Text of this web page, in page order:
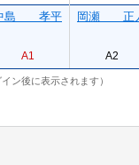
島 孝平
A1
岡瀬 正
A2
ン後に表示されます）